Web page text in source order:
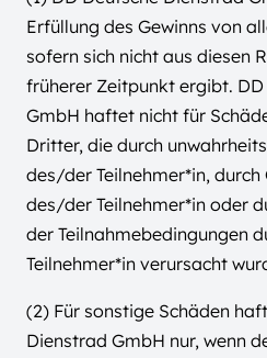
Erfüllung des Gewinns von
sofern sich nicht aus diesen
früherer Zeitpunkt ergibt.
GmbH haftet nicht für
Dritter, die durch
des/der Teilnehmer*in,
des/der Teilnehmer*in oder
der Teilnahmebedingungen
Teilnehmer*in verursacht
(2) Für sonstige Schäden
Dienstrad GmbH nur, wenn